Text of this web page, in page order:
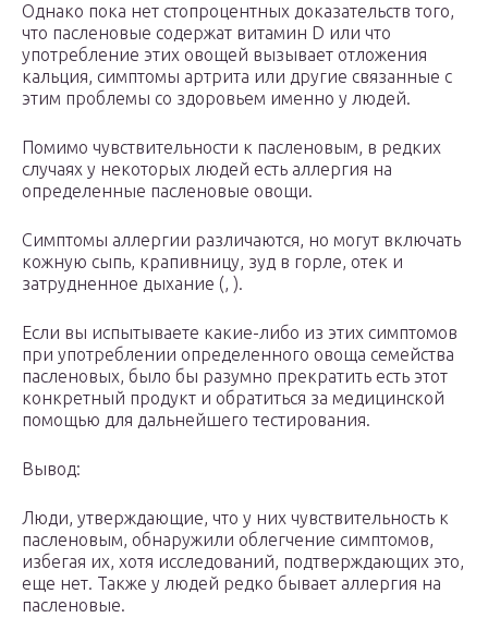
Однако пока нет стопроцентных доказательств того,
что пасленовые содержат витамин D или что
употребление этих овощей вызывает отложения
кальция, симптомы артрита или другие связанные с
этим проблемы со здоровьем именно у людей.
Помимо чувствительности к пасленовым, в редких
случаях у некоторых людей есть аллергия на
определенные пасленовые овощи.
Симптомы аллергии различаются, но могут включать
кожную сыпь, крапивницу, зуд в горле, отек и
затрудненное дыхание (, ).
Если вы испытываете какие-либо из этих симптомов
при употреблении определенного овоща семейства
пасленовых, было бы разумно прекратить есть этот
конкретный продукт и обратиться за медицинской
помощью для дальнейшего тестирования.
Вывод:
Люди, утверждающие, что у них чувствительность к
пасленовым, обнаружили облегчение симптомов,
избегая их, хотя исследований, подтверждающих это,
еще нет. Также у людей редко бывает аллергия на
пасленовые.